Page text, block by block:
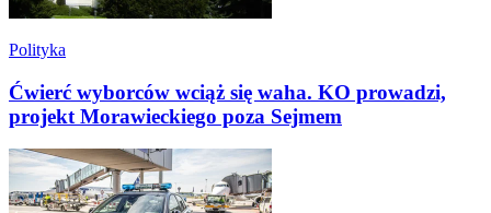
Polityka
Ćwierć wyborców wciąż się waha. KO prowadzi,
projekt Morawieckiego poza Sejmem